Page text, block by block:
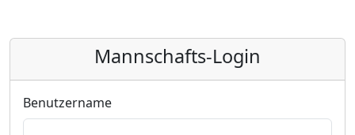
Mannschafts-Login
Benutzername